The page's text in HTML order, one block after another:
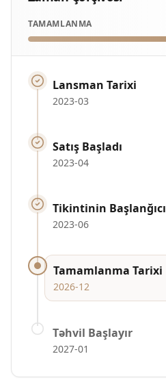
TAMAMLANMA
Lansman Tarixi
2023-03
Satış Başladı
2023-04
Tikintinin Başlanğıcı
2023-06
Tamamlanma Tarixi
2026-12
Təhvil Başlayır
2027-01